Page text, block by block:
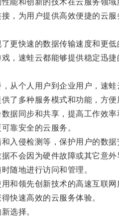
和创新的技术在云服务领域
为用户提供高效便捷的云服
快速的数据传输速度和更低
速蛙云都能够提供稳定迅捷
个人用户到企业用户，速蛙
多种服务模式和功能，方便
同步和共享，提高工作效率
靠安全的云服务。
侵检测等，保护用户的数据
会因为硬件故障或其它意外
随地进行访问和管理。
领先创新技术的高速互联网
快速高效的云服务体验。
选择。